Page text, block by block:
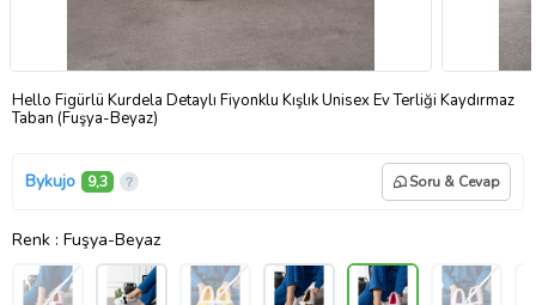
Hello Figürlü Kurdela Detaylı Fiyonklu Kışlık Unisex Ev Terliği Kaydırmaz
Taban (Fuşya-Beyaz)
Bykujo 9,3 Soru & Cevap
Renk : Fuşya-Beyaz